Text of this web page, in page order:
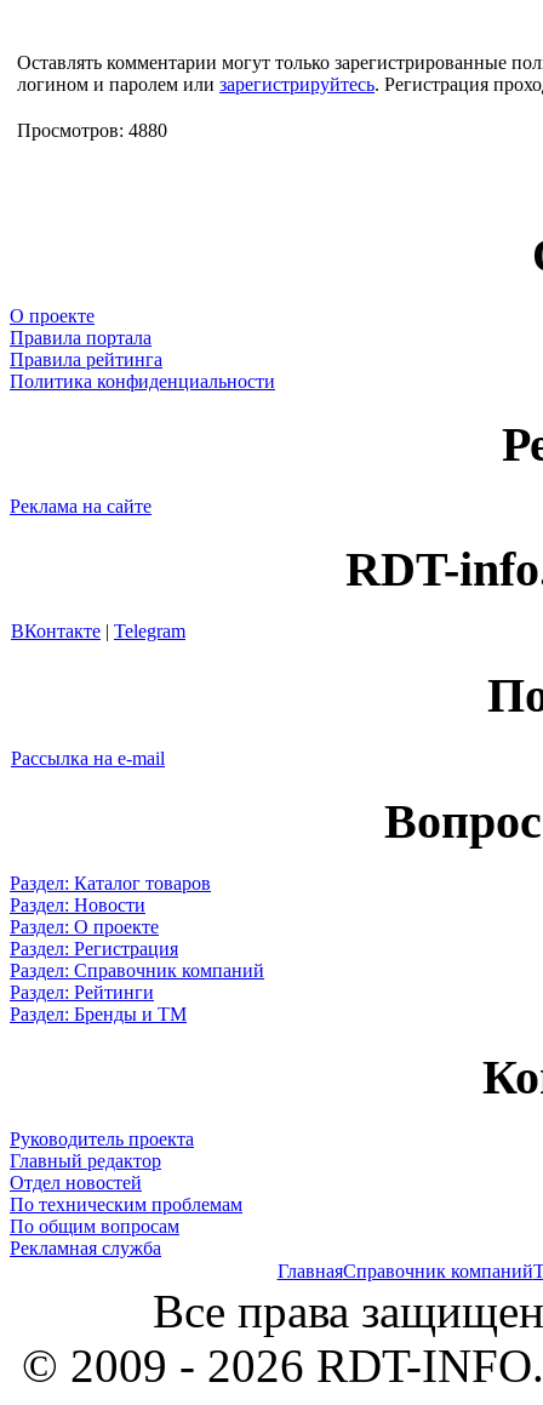
Оставлять комментарии могут только зарегистрированные
логином и паролем или зарегистрируйтесь. Регистрация
Просмотров: 4880
О проекте
Правила портала
Правила рейтинга
Политика конфиденциальности
Реклама на сайте
RDT-
ВКонтакте | Telegram
Рассылка на e-mail
Раздел: Каталог товаров
Раздел: Новости
Раздел: О проекте
Раздел: Регистрация
Раздел: Справочник компаний
Раздел: Рейтинги
Раздел: Бренды и ТМ
Руководитель проекта
Главный редактор
Отдел новостей
По техническим проблемам
По общим вопросам
Рекламная служба
ГлавнаяСправочник компаний
Все права
© 2009 - 2026 RDT-